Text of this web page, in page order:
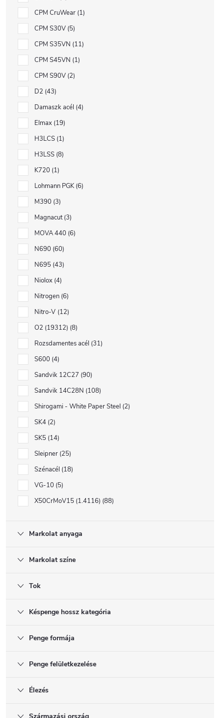
CPM CruWear 1
CPM S30V 5
CPM S35VN 11
CPM S45VN 1
CPM S90V 2
D2 43
Damaszk acél 4
Elmax 19
H3LCS 1
H3LSS 8
K720 1
Lohmann PGK 6
M390 3
Magnacut 3
MOVA 440 6
N690 60
N695 43
Niolox 4
Nitrogen 6
Nitro-V 12
O2 (19312) 8
Rozsdamentes acél 31
S600 4
Sandvik 12C27 90
Sandvik 14C28N 108
Shirogami - White Paper Steel 2
SK4 2
SK5 14
Sleipner 25
Szénacél 18
VG-10 5
X50CrMoV15 (1.4116) 88
Markolat anyaga
Markolat színe
Tok
Késpenge hossz kategória
Penge formája
Penge felületkezelése
Élezés
Származási ország